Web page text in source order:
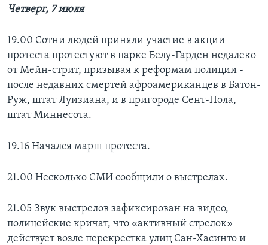
Четверг, 7 июля
19.00 Сотни людей приняли участие в акции
протеста протестуют в парке Белу-Гарден недалеко
от Мейн-стрит, призывая к реформам полиции -
после недавних смертей афроамериканцев в Батон-
Руж, штат Луизиана, и в пригороде Сент-Пола,
штат Миннесота.
19.16 Начался марш протеста.
21.00 Несколько СМИ сообщили о выстрелах.
21.05 Звук выстрелов зафиксирован на видео,
полицейские кричат, что «активный стрелок»
действует возле перекрестка улиц Сан-Хасинто и